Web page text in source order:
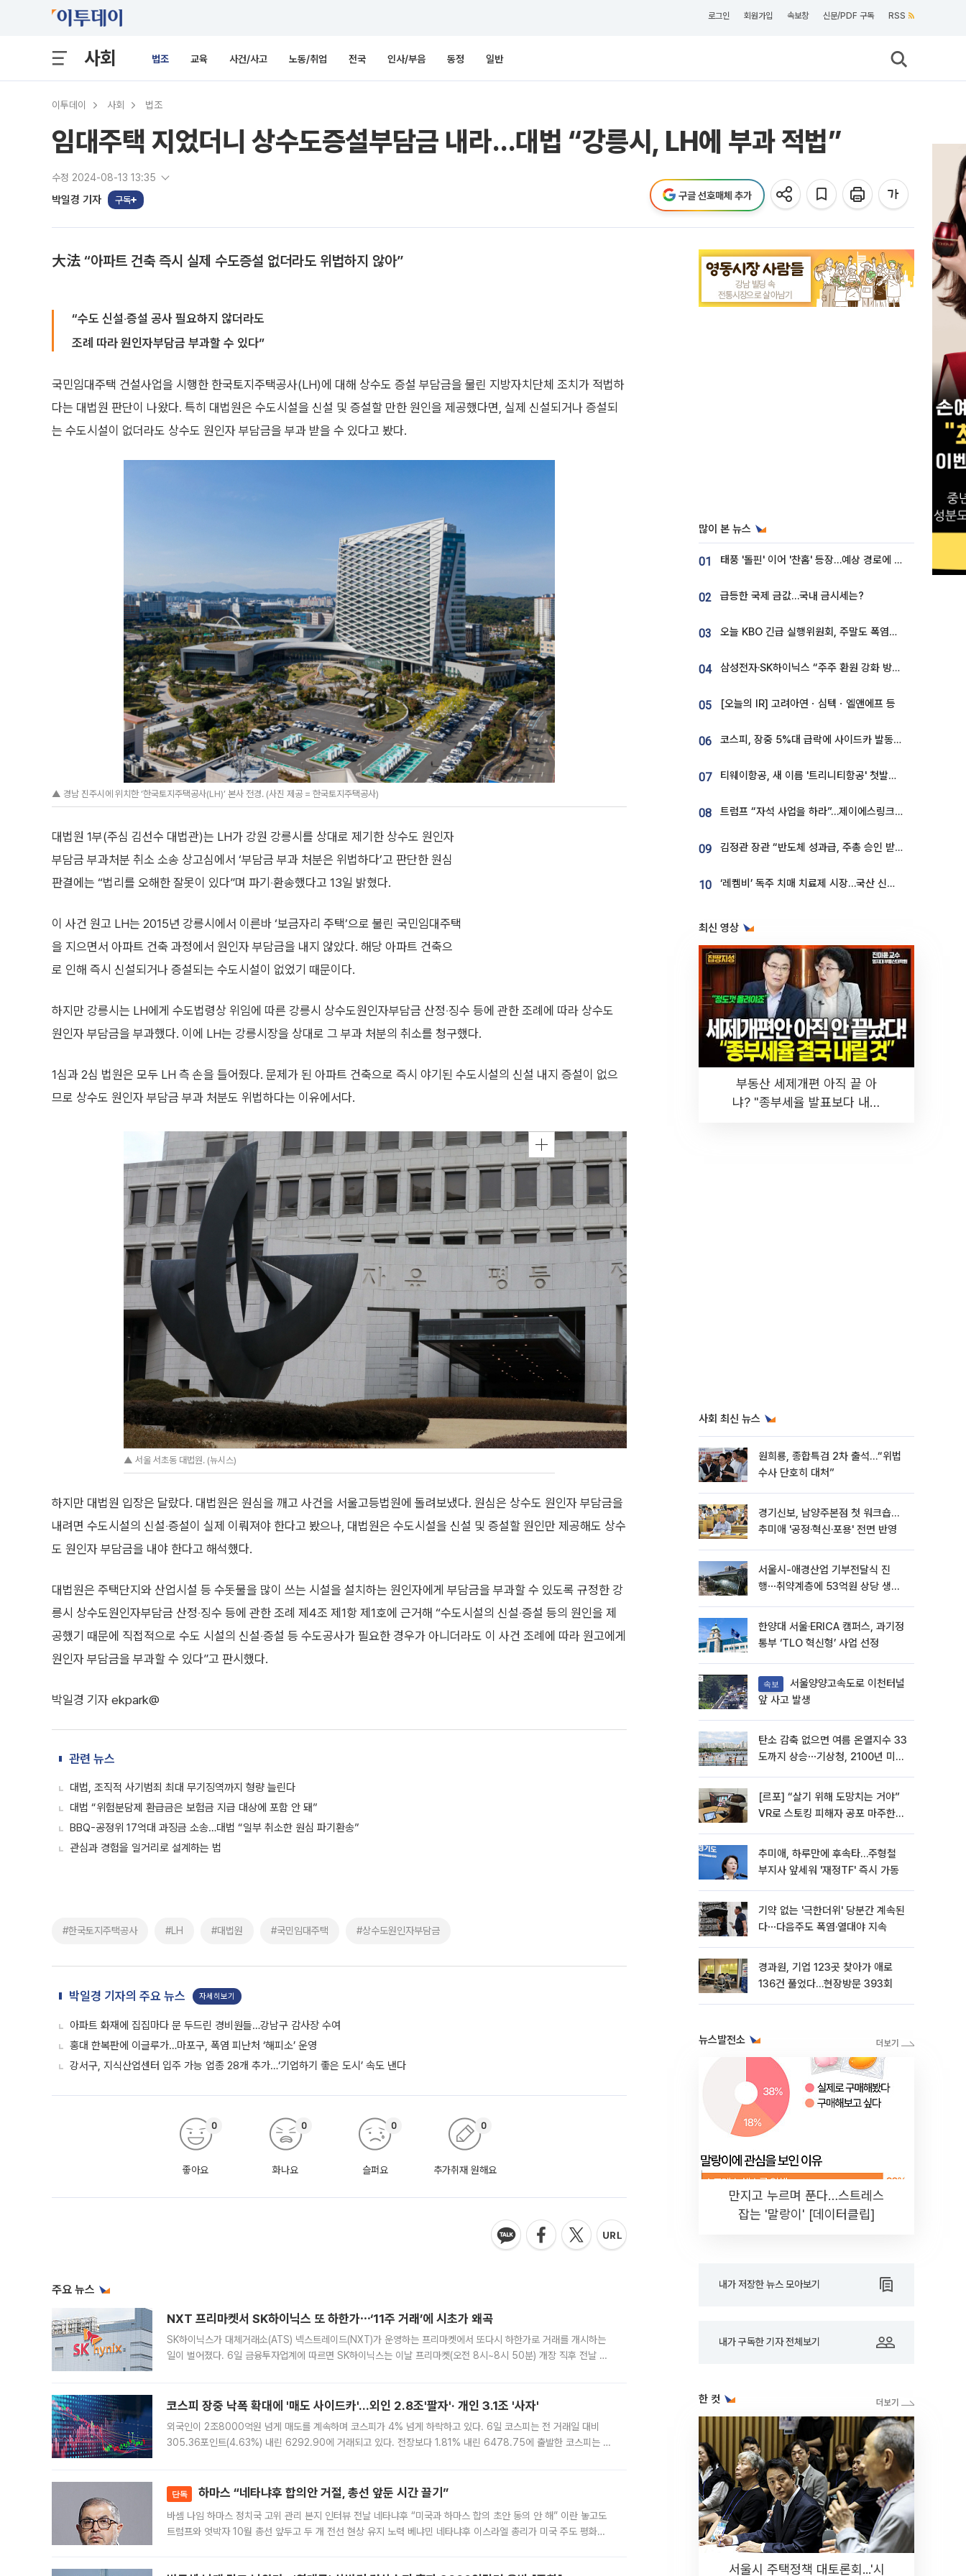
로그인 회원가입 속보창 신문/PDF 구독 RSS
사회 법조 교육 사건/사고 노동/취업 전국 인사/부음 동정 일반
이투데이 사회 법조
임대주택 지었더니 상수도증설부담금 내라…대법 “강릉시, LH에 부과 적법”
수정 2024-08-13 13:35
박일경 기자 구독 구글 선호매체 추가
大法 “아파트 건축 즉시 실제 수도증설 없더라도 위법하지 않아”
“수도 신설‧증설 공사 필요하지 않더라도
조례 따라 원인자부담금 부과할 수 있다”
국민임대주택 건설사업을 시행한 한국토지주택공사(LH)에 대해 상수도 증설 부담금을 물린 지방자치단체 조치가 적법하
다는 대법원 판단이 나왔다. 특히 대법원은 수도시설을 신설 및 증설할 만한 원인을 제공했다면, 실제 신설되거나 증설되
는 수도시설이 없더라도 상수도 원인자 부담금을 부과 받을 수 있다고 봤다.
▲ 경남 진주시에 위치한 ‘한국토지주택공사(LH)’ 본사 전경. (사진 제공 = 한국토지주택공사)
대법원 1부(주심 김선수 대법관)는 LH가 강원 강릉시를 상대로 제기한 상수도 원인자
부담금 부과처분 취소 소송 상고심에서 ‘부담금 부과 처분은 위법하다’고 판단한 원심
판결에는 “법리를 오해한 잘못이 있다”며 파기‧환송했다고 13일 밝혔다.
이 사건 원고 LH는 2015년 강릉시에서 이른바 ‘보금자리 주택’으로 불린 국민임대주택
을 지으면서 아파트 건축 과정에서 원인자 부담금을 내지 않았다. 해당 아파트 건축으
로 인해 즉시 신설되거나 증설되는 수도시설이 없었기 때문이다.
하지만 강릉시는 LH에게 수도법령상 위임에 따른 강릉시 상수도원인자부담금 산정‧징수 등에 관한 조례에 따라 상수도
원인자 부담금을 부과했다. 이에 LH는 강릉시장을 상대로 그 부과 처분의 취소를 청구했다.
1심과 2심 법원은 모두 LH 측 손을 들어줬다. 문제가 된 아파트 건축으로 즉시 야기된 수도시설의 신설 내지 증설이 없으
므로 상수도 원인자 부담금 부과 처분도 위법하다는 이유에서다.
▲ 서울 서초동 대법원. (뉴시스)
하지만 대법원 입장은 달랐다. 대법원은 원심을 깨고 사건을 서울고등법원에 돌려보냈다. 원심은 상수도 원인자 부담금을
내려면 수도시설의 신설‧증설이 실제 이뤄져야 한다고 봤으나, 대법원은 수도시설을 신설 및 증설할 원인만 제공해도 상수
도 원인자 부담금을 내야 한다고 해석했다.
대법원은 주택단지와 산업시설 등 수돗물을 많이 쓰는 시설을 설치하는 원인자에게 부담금을 부과할 수 있도록 규정한 강
릉시 상수도원인자부담금 산정‧징수 등에 관한 조례 제4조 제1항 제1호에 근거해 “수도시설의 신설‧증설 등의 원인을 제
공했기 때문에 직접적으로 수도 시설의 신설‧증설 등 수도공사가 필요한 경우가 아니더라도 이 사건 조례에 따라 원고에게
원인자 부담금을 부과할 수 있다”고 판시했다.
박일경 기자 ekpark@
관련 뉴스
대법, 조직적 사기범죄 최대 무기징역까지 형량 늘린다
대법 “위험분담제 환급금은 보험금 지급 대상에 포함 안 돼”
BBQ-공정위 17억대 과징금 소송…대법 “일부 취소한 원심 파기환송”
관심과 경험을 일거리로 설계하는 법
#한국토지주택공사 #LH #대법원 #국민임대주택 #상수도원인자부담금
박일경 기자의 주요 뉴스 자세히보기
아파트 화재에 집집마다 문 두드린 경비원들…강남구 감사장 수여
홍대 한복판에 이글루가…마포구, 폭염 피난처 ‘해피소’ 운영
강서구, 지식산업센터 입주 가능 업종 28개 추가…‘기업하기 좋은 도시’ 속도 낸다
좋아요
0
화나요
0
슬퍼요
0
추가취재 원해요
0
주요 뉴스
NXT 프리마켓서 SK하이닉스 또 하한가⋯‘11주 거래’에 시초가 왜곡
SK하이닉스가 대체거래소(ATS) 넥스트레이드(NXT)가 운영하는 프리마켓에서 또다시 하한가로 거래를 개시하는
일이 벌어졌다. 6일 금융투자업계에 따르면 SK하이닉스는 이날 프리마켓(오전 8시~8시 50분) 개장 직후 전날 정
코스피 장중 낙폭 확대에 '매도 사이드카'…외인 2.8조'팔자'· 개인 3.1조 '사자'
외국인이 2조8000억원 넘게 매도를 계속하며 코스피가 4% 넘게 하락하고 있다. 6일 코스피는 전 거래일 대비
305.36포인트(4.63%) 내린 6292.90에 거래되고 있다. 전장보다 1.81% 내린 6478.75에 출발한 코스피는 장
단독 하마스 “네타냐후 합의안 거절, 총선 앞둔 시간 끌기”
바셈 나임 하마스 정치국 고위 관리 본지 인터뷰 전날 네타냐후 “미국과 하마스 합의 초안 동의 안 해” 이란 놓고도
트럼프와 엇박자 10월 총선 앞두고 두 개 전선 현상 유지 노력 베냐민 네타냐후 이스라엘 총리가 미국 주도 평화위
많이 본 뉴스
01 태풍 '돌핀' 이어 '찬홈' 등장…예상 경로에 한국 '한숨'
02 급등한 국제 금값…국내 금시세는?
03 오늘 KBO 긴급 실행위원회, 주말도 폭염취소 될까
04 삼성전자·SK하이닉스 “주주 환원 강화 방안 마련”
05 [오늘의 IR] 고려아연ㆍ심텍ㆍ엘앤에프 등
06 코스피, 장중 5%대 급락에 사이드카 발동…삼성·SK 동반 폭락
07 티웨이항공, 새 이름 '트리니티항공' 첫발…SSC 전략 본격화
08 트럼프 “자석 사업을 하라”…제이에스링크, 비중국 영구자석 공급망 구축 속도
09 김정관 장관 “반도체 성과급, 주총 승인 받도록”…상법·자본시장법 개정 시사
10 ‘레켐비’ 독주 치매 치료제 시장…국산 신약 등장하나
최신 영상
부동산 세제개편 아직 끝 아
냐? "종부세율 발표보다 내릴
사회 최신 뉴스
원희룡, 종합특검 2차 출석…“위법
수사 단호히 대처”
경기신보, 남양주본점 첫 워크숍…
추미애 '공정·혁신·포용' 전면 반영
서울시-애경산업 기부전달식 진
행⋯취약계층에 53억원 상당 생활
한양대 서울·ERICA 캠퍼스, 과기정
통부 ‘TLO 혁신형’ 사업 선정
속보
앞 사고 발생
탄소 감축 없으면 여름 온열지수 33
도까지 상승⋯기상청, 2100년 미래
[르포] “살기 위해 도망치는 거야”
VR로 스토킹 피해자 공포 마주한
추미애, 하루만에 후속타…주형철
부지사 앞세워 '재정TF' 즉시 가동
기약 없는 '극한더위' 당분간 계속된
다⋯다음주도 폭염·열대야 지속
경과원, 기업 123곳 찾아가 애로
136건 풀었다…현장방문 393회
뉴스발전소
만지고 누르며 푼다…스트레스
잡는 '말랑이' [데이터클립]
내가 저장한 뉴스 모아보기
내가 구독한 기자 전체보기
한 컷
서울시 주택정책 대토론회...'시